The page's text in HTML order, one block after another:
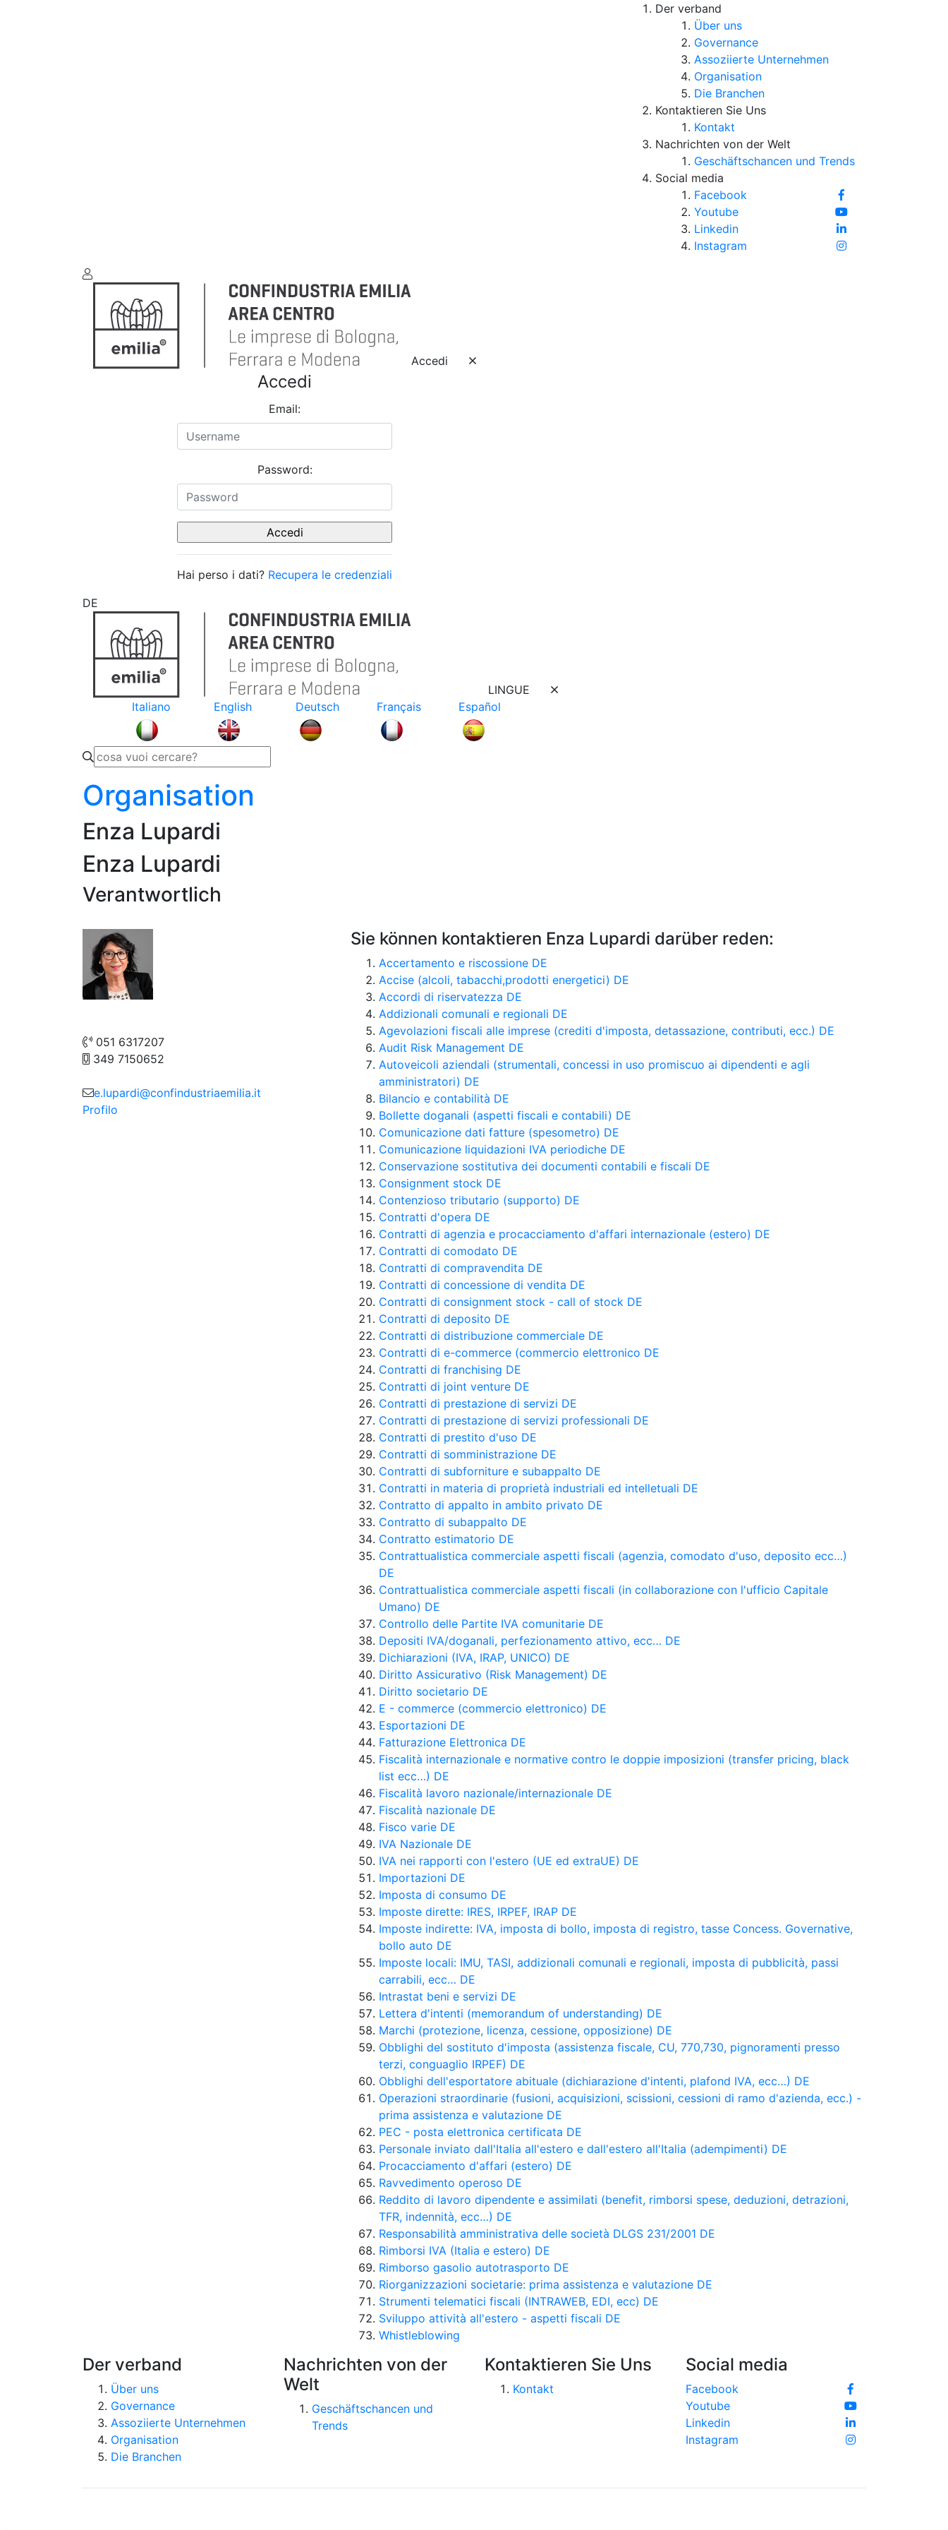
Der verband
Über uns
Governance
Assoziierte Unternehmen
Organisation
Die Branchen
Kontaktieren Sie Uns
Kontakt
Nachrichten von der Welt
Geschäftschancen und Trends
Social media
Facebook
Youtube
Linkedin
Instagram
Accedi
Accedi
Email:
Password:
Hai perso i dati? Recupera le credenziali
DE
LINGUE
Italiano
English Deutsch Français Español
Organisation
Enza Lupardi
Enza Lupardi
Verantwortlich
051 6317207
349 7150652
e.lupardi@confindustriaemilia.it
Profilo
Sie können kontaktieren Enza Lupardi darüber reden:
Accertamento e riscossione DE
Accise (alcoli, tabacchi,prodotti energetici) DE
Accordi di riservatezza DE
Addizionali comunali e regionali DE
Agevolazioni fiscali alle imprese (crediti d'imposta, detassazione, contributi, ecc.) DE
Audit Risk Management DE
Autoveicoli aziendali (strumentali, concessi in uso promiscuo ai dipendenti e agli
amministratori) DE
Bilancio e contabilità DE
Bollette doganali (aspetti fiscali e contabili) DE
Comunicazione dati fatture (spesometro) DE
Comunicazione liquidazioni IVA periodiche DE
Conservazione sostitutiva dei documenti contabili e fiscali DE
Consignment stock DE
Contenzioso tributario (supporto) DE
Contratti d'opera DE
Contratti di agenzia e procacciamento d'affari internazionale (estero) DE
Contratti di comodato DE
Contratti di compravendita DE
Contratti di concessione di vendita DE
Contratti di consignment stock - call of stock DE
Contratti di deposito DE
Contratti di distribuzione commerciale DE
Contratti di e-commerce (commercio elettronico DE
Contratti di franchising DE
Contratti di joint venture DE
Contratti di prestazione di servizi DE
Contratti di prestazione di servizi professionali DE
Contratti di prestito d'uso DE
Contratti di somministrazione DE
Contratti di subforniture e subappalto DE
Contratti in materia di proprietà industriali ed intelletuali DE
Contratto di appalto in ambito privato DE
Contratto di subappalto DE
Contratto estimatorio DE
Contrattualistica commerciale aspetti fiscali (agenzia, comodato d'uso, deposito ecc…)
DE
Contrattualistica commerciale aspetti fiscali (in collaborazione con l'ufficio Capitale
Umano) DE
Controllo delle Partite IVA comunitarie DE
Depositi IVA/doganali, perfezionamento attivo, ecc… DE
Dichiarazioni (IVA, IRAP, UNICO) DE
Diritto Assicurativo (Risk Management) DE
Diritto societario DE
E - commerce (commercio elettronico) DE
Esportazioni DE
Fatturazione Elettronica DE
Fiscalità internazionale e normative contro le doppie imposizioni (transfer pricing, black
list ecc…) DE
Fiscalità lavoro nazionale/internazionale DE
Fiscalità nazionale DE
Fisco varie DE
IVA Nazionale DE
IVA nei rapporti con l'estero (UE ed extraUE) DE
Importazioni DE
Imposta di consumo DE
Imposte dirette: IRES, IRPEF, IRAP DE
Imposte indirette: IVA, imposta di bollo, imposta di registro, tasse Concess. Governative,
bollo auto DE
Imposte locali: IMU, TASI, addizionali comunali e regionali, imposta di pubblicità, passi
carrabili, ecc… DE
Intrastat beni e servizi DE
Lettera d'intenti (memorandum of understanding) DE
Marchi (protezione, licenza, cessione, opposizione) DE
Obblighi del sostituto d'imposta (assistenza fiscale, CU, 770,730, pignoramenti presso
terzi, conguaglio IRPEF) DE
Obblighi dell'esportatore abituale (dichiarazione d'intenti, plafond IVA, ecc…) DE
Operazioni straordinarie (fusioni, acquisizioni, scissioni, cessioni di ramo d'azienda, ecc.) -
prima assistenza e valutazione DE
PEC - posta elettronica certificata DE
Personale inviato dall'Italia all'estero e dall'estero all'Italia (adempimenti) DE
Procacciamento d'affari (estero) DE
Ravvedimento operoso DE
Reddito di lavoro dipendente e assimilati (benefit, rimborsi spese, deduzioni, detrazioni,
TFR, indennità, ecc…) DE
Responsabilità amministrativa delle società DLGS 231/2001 DE
Rimborsi IVA (Italia e estero) DE
Rimborso gasolio autotrasporto DE
Riorganizzazioni societarie: prima assistenza e valutazione DE
Strumenti telematici fiscali (INTRAWEB, EDI, ecc) DE
Sviluppo attività all'estero - aspetti fiscali DE
Whistleblowing
Der verband
Über uns
Governance
Assoziierte Unternehmen
Organisation
Die Branchen
Nachrichten von der
Welt
Geschäftschancen und
Trends
Kontaktieren Sie Uns
Kontakt
Social media
Facebook
Youtube
Linkedin
Instagram